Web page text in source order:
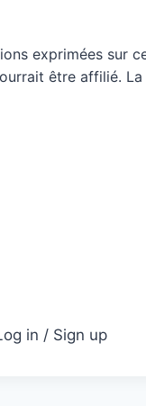
exprimées sur
être affilié.
in / Sign up